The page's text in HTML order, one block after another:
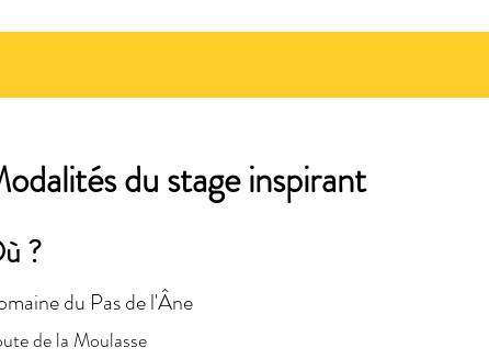
du stage inspirant
?
du Pas de l'Âne
de la Moulasse